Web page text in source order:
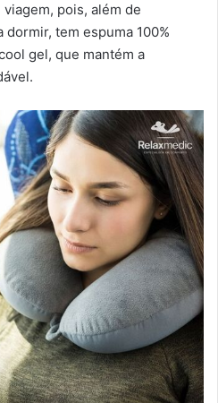
pois, além de
tem espuma 100%
gel, que mantém a